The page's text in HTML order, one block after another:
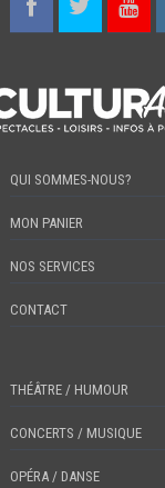
QUI SOMMES-NOUS?
MON PANIER
NOS SERVICES
CONTACT
THÉÂTRE / HUMOUR
CONCERTS / MUSIQUE
OPÉRA / DANSE